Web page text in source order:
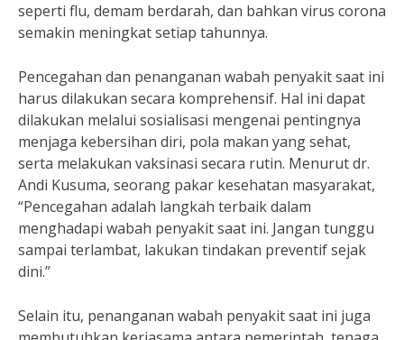
seperti flu, demam berdarah, dan bahkan virus corona
semakin meningkat setiap tahunnya.
Pencegahan dan penanganan wabah penyakit saat ini
harus dilakukan secara komprehensif. Hal ini dapat
dilakukan melalui sosialisasi mengenai pentingnya
menjaga kebersihan diri, pola makan yang sehat,
serta melakukan vaksinasi secara rutin. Menurut dr.
Andi Kusuma, seorang pakar kesehatan masyarakat,
“Pencegahan adalah langkah terbaik dalam
menghadapi wabah penyakit saat ini. Jangan tunggu
sampai terlambat, lakukan tindakan preventif sejak
dini.”
Selain itu, penanganan wabah penyakit saat ini juga